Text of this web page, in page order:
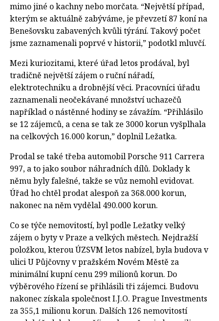
mimo jiné o kachny nebo morčata. “Největší případ,
kterým se aktuálně zabýváme, je převzetí 87 koní na
Benešovsku zabavených kvůli týrání. Takový počet
jsme zaznamenali poprvé v historii,” podotkl mluvčí.
Mezi kuriozitami, které úřad letos prodával, byl
tradičně největší zájem o ruční nářadí,
elektrotechniku a drobnější věci. Pracovníci úřadu
zaznamenali neočekávané množství uchazečů
například o nástěnné hodiny se závažím. “Přihlásilo
se 12 zájemců, a cena se tak ze 3000 korun vyšplhala
na celkových 16.000 korun,” doplnil Ležatka.
Prodal se také třeba automobil Porsche 911 Carrera
997, a to jako soubor náhradních dílů. Doklady k
němu byly falešné, takže se vůz nemohl evidovat.
Úřad ho chtěl prodat alespoň za 368.000 korun,
nakonec na něm vydělal 490.000 korun.
Co se týče nemovitostí, byl podle Ležatky velký
zájem o byty v Praze a velkých městech. Nejdražší
položkou, kterou ÚZSVM letos nabízel, byla budova v
ulici U Půjčovny v pražském Novém Městě za
minimální kupní cenu 299 milionů korun. Do
výběrového řízení se přihlásili tři zájemci. Budovu
nakonec získala společnost I.J.O. Prague Investments
za 355,1 milionu korun. Dalších 126 nemovitostí